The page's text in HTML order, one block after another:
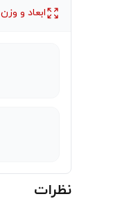
ابعاد و وزن
نظرات